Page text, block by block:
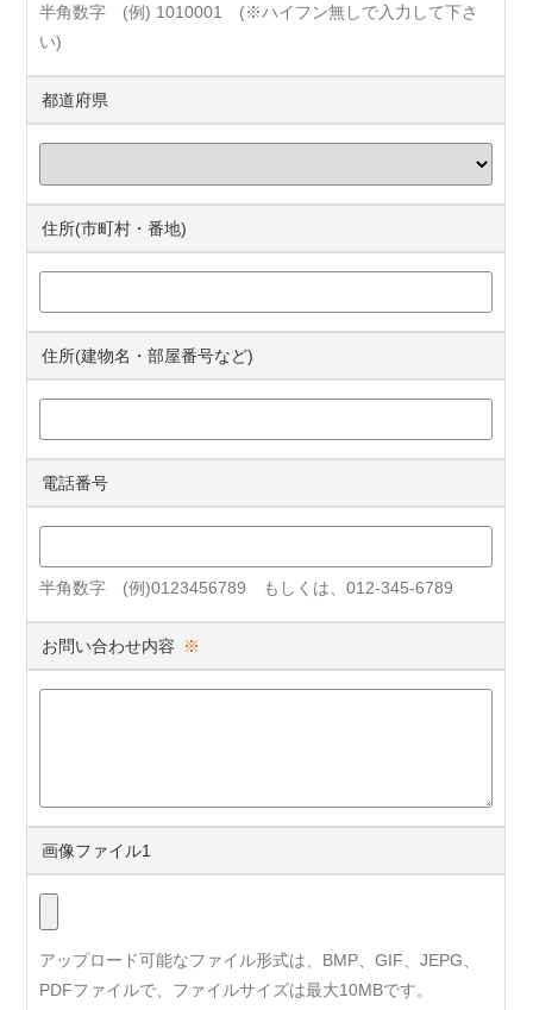
半角数字 (例) 1010001 (※ハイフン無しで入力して下さ
い)
都道府県
住所(市町村・番地)
住所(建物名・部屋番号など)
電話番号
半角数字 (例)0123456789 もしくは、012-345-6789
お問い合わせ内容 ※
画像ファイル1
アップロード可能なファイル形式は、BMP、GIF、JEPG、
PDFファイルで、ファイルサイズは最大10MBです。